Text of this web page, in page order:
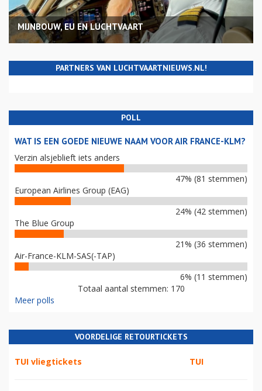
MIJNBOUW, EU EN LUCHTVAART
PARTNERS VAN LUCHTVAARTNIEUWS.NL!
POLL
WAT IS EEN GOEDE NIEUWE NAAM VOOR AIR FRANCE-KLM?
Verzin alsjeblieft iets anders
47% (81 stemmen)
European Airlines Group (EAG)
24% (42 stemmen)
The Blue Group
21% (36 stemmen)
Air-France-KLM-SAS(-TAP)
6% (11 stemmen)
Totaal aantal stemmen: 170
Meer polls
VOORDELIGE RETOURTICKETS
TUI vliegtickets TUI